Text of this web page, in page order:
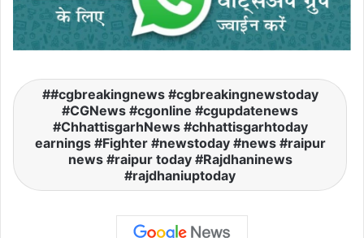
#cgbreakingnews #cgbreakingnewstoday
#CGNews #cgonline #cgupdatenews
#ChhattisgarhNews #chhattisgarhtoday
earnings #Fighter #newstoday #news #raipur
news #raipur today #Rajdhaninews
#rajdhaniuptoday